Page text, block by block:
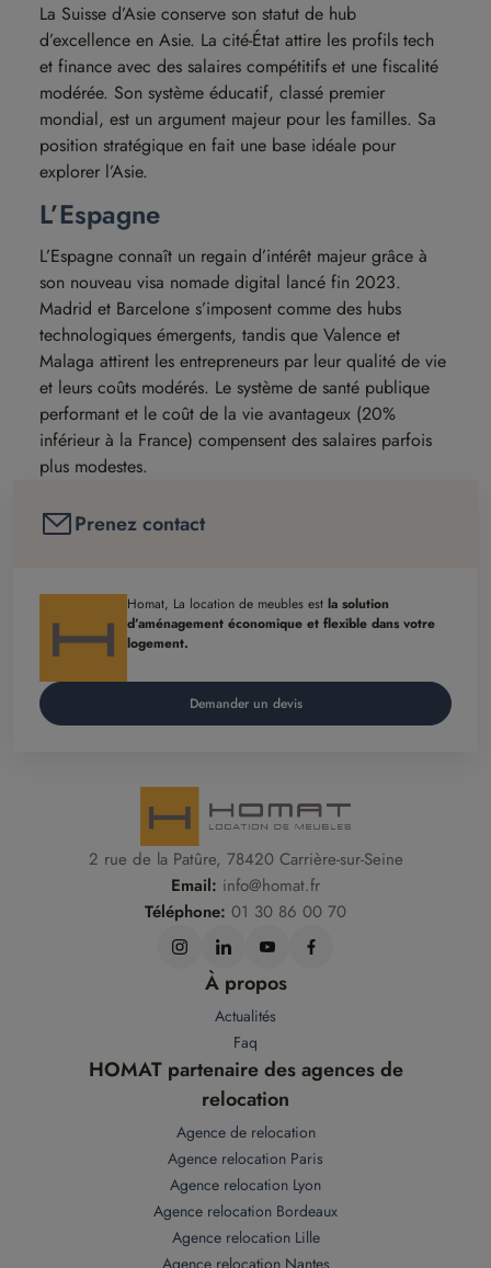
La Suisse d’Asie conserve son statut de hub
d’excellence en Asie. La cité-État attire les profils tech
et finance avec des salaires compétitifs et une fiscalité
modérée. Son système éducatif, classé premier
mondial, est un argument majeur pour les familles. Sa
position stratégique en fait une base idéale pour
explorer l’Asie.
L’Espagne
L’Espagne connaît un regain d’intérêt majeur grâce à
son nouveau visa nomade digital lancé fin 2023.
Madrid et Barcelone s’imposent comme des hubs
technologiques émergents, tandis que Valence et
Malaga attirent les entrepreneurs par leur qualité de vie
et leurs coûts modérés. Le système de santé publique
performant et le coût de la vie avantageux (20%
inférieur à la France) compensent des salaires parfois
plus modestes.
Prenez contact
Homat, La location de meubles est la solution
d’aménagement économique et flexible dans votre
logement.
Demander un devis
2 rue de la Patûre, 78420 Carrière-sur-Seine
Email: info@homat.fr
Téléphone: 01 30 86 00 70
À propos
Actualités
Faq
HOMAT partenaire des agences de
relocation
Agence de relocation
Agence relocation Paris
Agence relocation Lyon
Agence relocation Bordeaux
Agence relocation Lille
Agence relocation Nantes